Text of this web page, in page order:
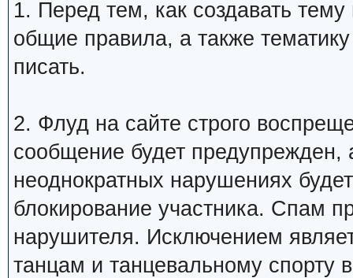
1. Перед тем, как создавать
общие правила, а также
писать.
2. Флуд на сайте строго
сообщение будет
неоднократных нарушениях
блокирование участника. Спам
нарушителя. Исключением
танцам и танцевальному спорту